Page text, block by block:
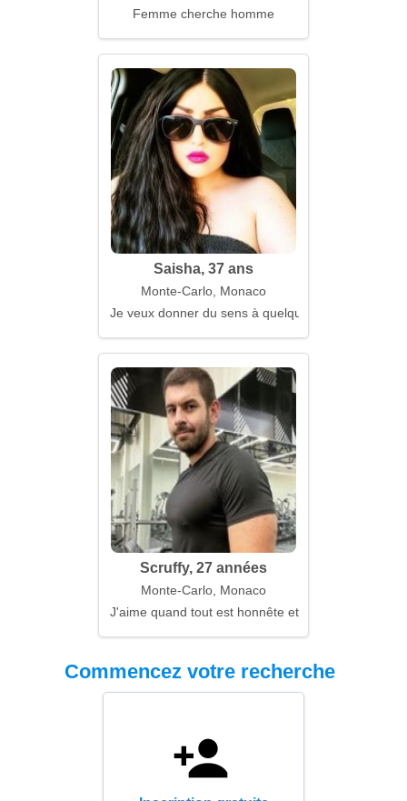
Femme cherche homme
Saisha, 37 ans
Monte-Carlo, Monaco
Je veux donner du sens à quelqu'un
Scruffy, 27 années
Monte-Carlo, Monaco
J'aime quand tout est honnête et ouvert
Commencez votre recherche